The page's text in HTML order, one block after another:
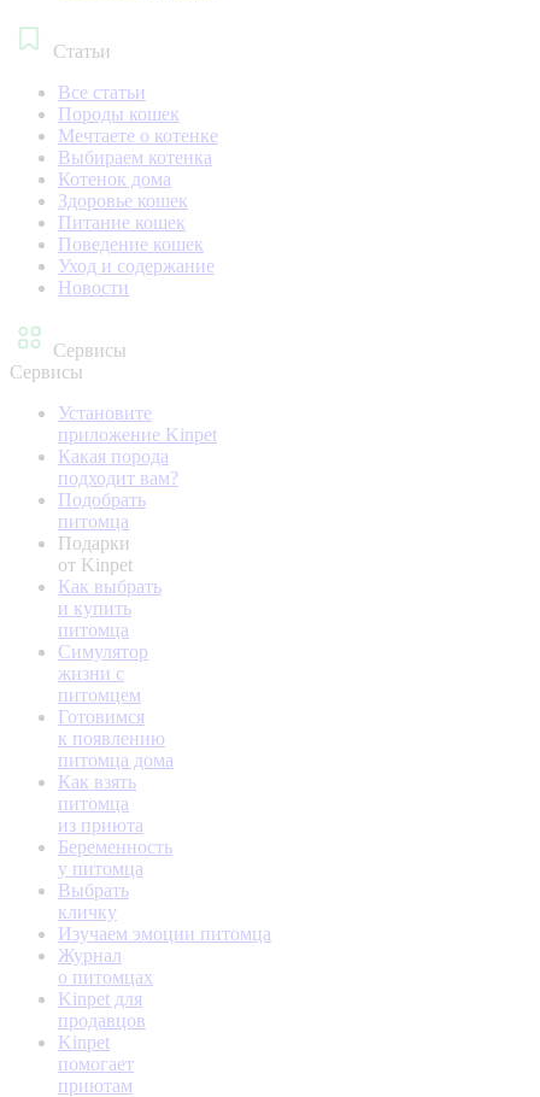
Статьи
Все статьи
Породы кошек
Мечтаете о котенке
Выбираем котенка
Котенок дома
Здоровье кошек
Питание кошек
Поведение кошек
Уход и содержание
Новости
Сервисы
Сервисы
Установите
приложение Kinpet
Какая порода
подходит вам?
Подобрать
питомца
Подарки
от Kinpet
Как выбрать
и купить
питомца
Симулятор
жизни с
питомцем
Готовимся
к появлению
питомца дома
Как взять
питомца
из приюта
Беременность
у питомца
Выбрать
кличку
Изучаем эмоции питомца
Журнал
о питомцах
Kinpet для
продавцов
Kinpet
помогает
приютам